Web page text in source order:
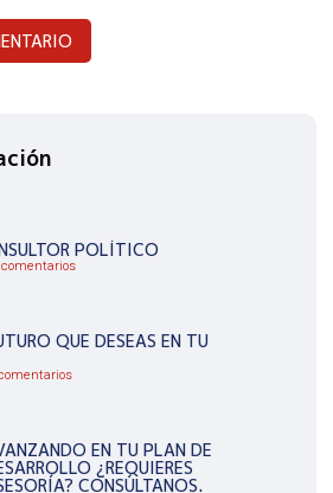
POLÍTICO
comentarios
QUE DESEAS EN TU
EN TU PLAN DE
¿REQUIERES
CONSÚLTANOS.